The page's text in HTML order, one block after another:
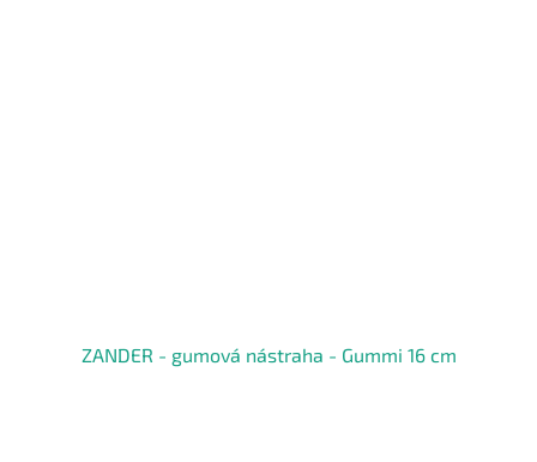
ZANDER - gumová nástraha - Gummi 16 cm